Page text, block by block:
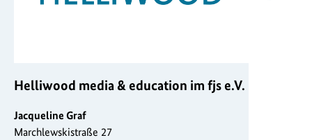
Helliwood media & education im fjs e.V.
Jacqueline Graf
Marchlewskistraße 27